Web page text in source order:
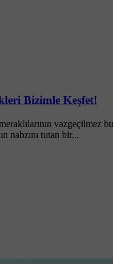
Bizimle Keşfet!
vazgeçilmez
nabzını tutan bir...